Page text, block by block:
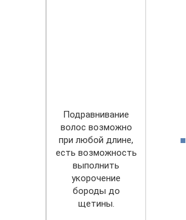
Подравнивание
волос возможно
при любой длине,
есть возможность
выполнить
укорочение
бороды до
щетины.